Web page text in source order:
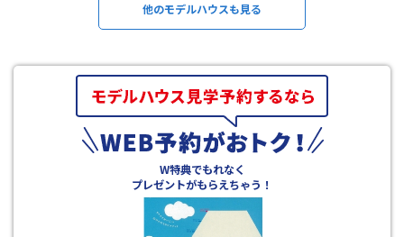
他のモデルハウスも見る
W特典でもれなく
プレゼントがもらえちゃう！